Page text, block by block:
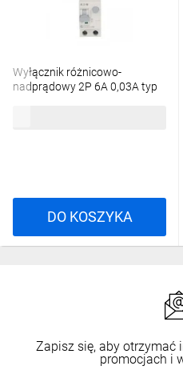
Wyłącznik różnicowo-
nadprądowy 2P 6A 0,03A typ
DO KOSZYKA
Zapisz się, aby otrzymać
promocjach i